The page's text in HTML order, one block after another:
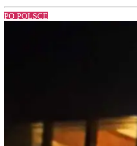
PO POLSCE